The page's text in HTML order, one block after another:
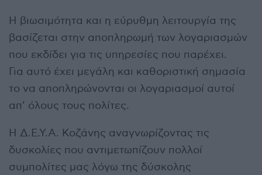
Η βιωσιμότητα και η εύρυθμη λειτουργία της
βασίζεται στην αποπληρωμή των λογαριασμών
που εκδίδει για τις υπηρεσίες που παρέχει.
Για αυτό έχει μεγάλη και καθοριστική σημασία
το να αποπληρώνονται οι λογαριασμοί αυτοί
απ’ όλους τους πολίτες.
Η Δ.Ε.Υ.Α. Κοζάνης αναγνωρίζοντας τις
δυσκολίες που αντιμετωπίζουν πολλοί
συμπολίτες μας λόγω της δύσκολης